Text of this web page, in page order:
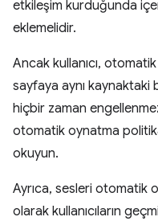
etkileşim kurduğunda
eklemelidir.
Ancak kullanıcı,
sayfaya aynı
hiçbir zaman
otomatik oynatma
okuyun.
Ayrıca, sesleri otomatik
olarak kullanıcıların